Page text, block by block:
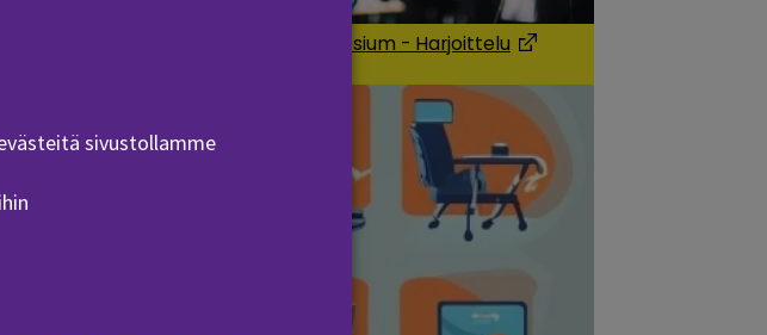
E-Gaming Symposium - Harjoittelu
sivustollamme